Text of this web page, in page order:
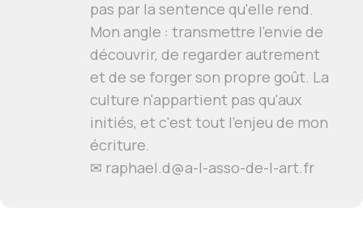
pas par la sentence qu'elle rend.
Mon angle : transmettre l'envie de
découvrir, de regarder autrement
et de se forger son propre goût. La
culture n'appartient pas qu'aux
initiés, et c'est tout l'enjeu de mon
écriture.
✉ raphael.d@a-l-asso-de-l-art.fr